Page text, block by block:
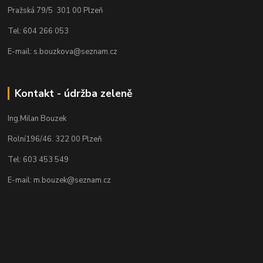
Pražská 79/5 301 00 Plzeň
Tel: 604 266 053
E-mail: s.bouzkova@seznam.cz
Kontakt - údržba zeleně
Ing.Milan Bouzek
Rolní196/46. 322 00 Plzeň
Tel: 603 453 549
E-mail: m.bouzek@seznam.cz